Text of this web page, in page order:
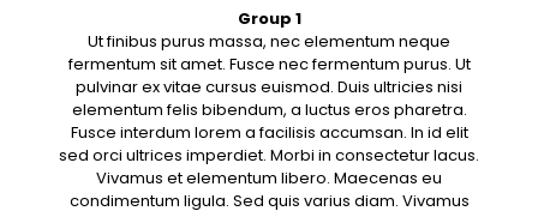
Group 1
Ut finibus purus massa, nec elementum neque
fermentum sit amet. Fusce nec fermentum purus. Ut
pulvinar ex vitae cursus euismod. Duis ultricies nisi
elementum felis bibendum, a luctus eros pharetra.
Fusce interdum lorem a facilisis accumsan. In id elit
sed orci ultrices imperdiet. Morbi in consectetur lacus.
Vivamus et elementum libero. Maecenas eu
condimentum ligula. Sed quis varius diam. Vivamus